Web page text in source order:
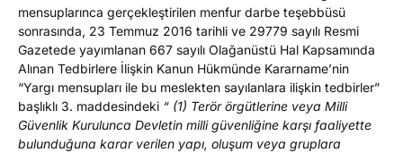
mensuplarınca gerçekleştirilen menfur darbe teşebbüsü
sonrasında, 23 Temmuz 2016 tarihli ve 29779 sayılı Resmi
Gazetede yayımlanan 667 sayılı Olağanüstü Hal Kapsamında
Alınan Tedbirlere İlişkin Kanun Hükmünde Kararname’nin
“Yargı mensupları ile bu meslekten sayılanlara ilişkin tedbirler”
başlıklı 3. maddesindeki “ (1) Terör örgütlerine veya Milli
Güvenlik Kurulunca Devletin milli güvenliğine karşı faaliyette
bulunduğuna karar verilen yapı, oluşum veya gruplara